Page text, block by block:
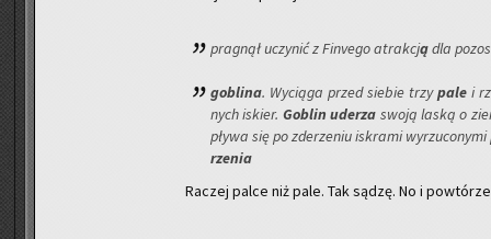
pra­gnął uczy­nić z Fi­nve­go atrakcjądla
go­bli­na. Wy­cią­ga przed sie­bie trzypalei
nych iskier. Go­blin ude­rza swoją laską o
pły­wa się po zde­rze­niu iskra­mi
rze­nia
Ra­czej palce niż pale. Tak sądzę. No i